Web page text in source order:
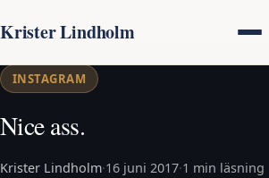
Krister Lindholm
INSTAGRAM
Nice ass.
Krister Lindholm·16 juni 2017·1 min läsning